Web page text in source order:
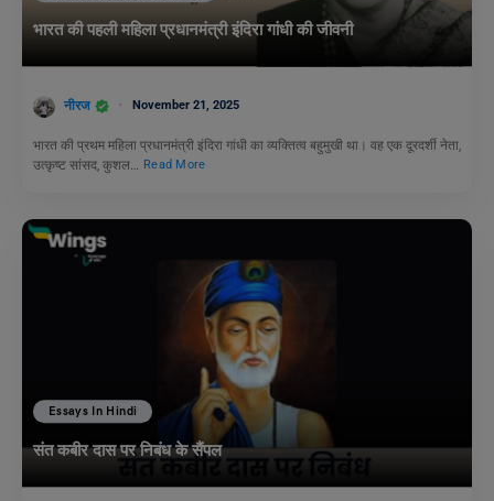
भारत की पहली महिला प्रधानमंत्री इंदिरा गांधी की जीवनी
नीरज November 21, 2025
भारत की प्रथम महिला प्रधानमंत्री इंदिरा गांधी का व्यक्तित्व बहुमुखी था। वह एक दूरदर्शी नेता,
उत्कृष्ट सांसद, कुशल…
Read More
Essays In Hindi
संत कबीर दास पर निबंध के सैंपल